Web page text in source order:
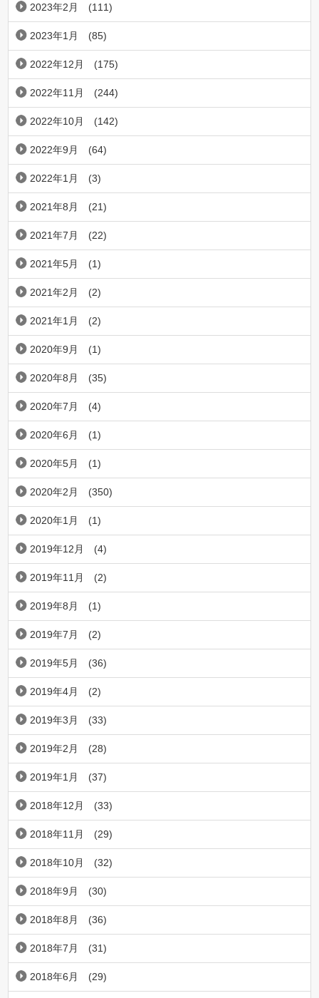
2023年2月 (111)
2023年1月 (85)
2022年12月 (175)
2022年11月 (244)
2022年10月 (142)
2022年9月 (64)
2022年1月 (3)
2021年8月 (21)
2021年7月 (22)
2021年5月 (1)
2021年2月 (2)
2021年1月 (2)
2020年9月 (1)
2020年8月 (35)
2020年7月 (4)
2020年6月 (1)
2020年5月 (1)
2020年2月 (350)
2020年1月 (1)
2019年12月 (4)
2019年11月 (2)
2019年8月 (1)
2019年7月 (2)
2019年5月 (36)
2019年4月 (2)
2019年3月 (33)
2019年2月 (28)
2019年1月 (37)
2018年12月 (33)
2018年11月 (29)
2018年10月 (32)
2018年9月 (30)
2018年8月 (36)
2018年7月 (31)
2018年6月 (29)